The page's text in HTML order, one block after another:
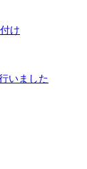
け
いました